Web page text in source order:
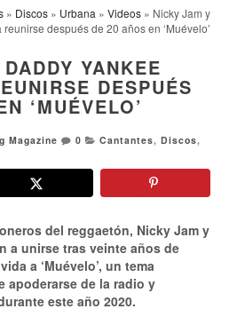
» Discos » Urbana » Videos » Nicky Jam y
después de 20 años en ‘Muévelo’
YANKEE
DESPUÉS
‘MUÉVELO’
Magazine 0 Cantantes, Discos,
del reggaetón, Nicky Jam y
a unirse tras veinte años de
a ‘Muévelo’, un tema
apoderarse de la radio y
este año 2020.